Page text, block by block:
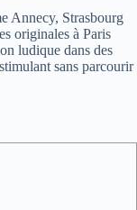
Annecy, Strasbourg
originales à Paris
ludique dans des
sans parcourir